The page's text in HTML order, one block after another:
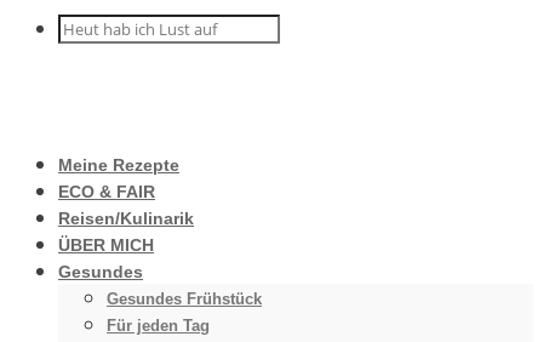
Meine Rezepte
ECO & FAIR
Reisen/Kulinarik
ÜBER MICH
Gesundes
Gesundes Frühstück
Für jeden Tag